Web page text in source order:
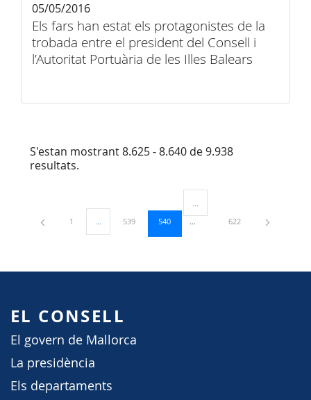
Els fars han estat els protagonistes de la
trobada entre el president del Consell i
l’Autoritat Portuària de les Illes Balears
05/05/2016
S'estan mostrant 8.625 - 8.640 de 9.938
resultats.
Pàgina
1 ...Pàgines intermèdies Utilitzeu TAB per navegar.
Pàgina
539 Pàgina
540
Pàgines intermèdies Utilitzeu
Pàgina
622
EL CONSELL
El govern de Mallorca
La presidència
Els departaments